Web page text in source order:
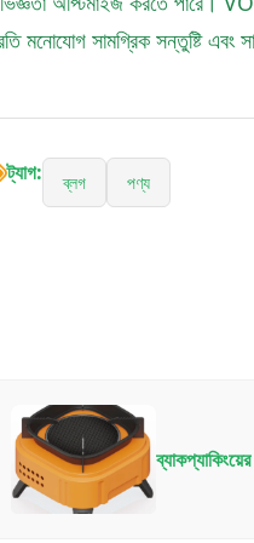
মনোযোগ সামগ্রিক সন্তুষ্টি এবং
ট্যাগ: ব্লগ পণ্য